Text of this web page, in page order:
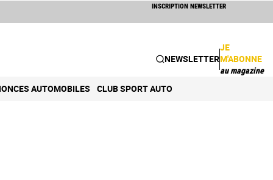
INSCRIPTION NEWSLETTER
NEWSLETTER
JE
M'ABONNE
au magazine
AUTOMOBILES CLUB SPORT AUTO